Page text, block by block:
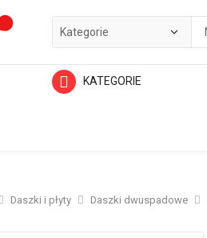
KATEGORIE
Daszki i płyty Daszki dwuspadowe